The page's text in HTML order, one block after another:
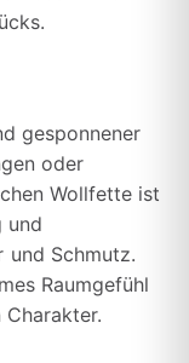
gesponnener
oder
Wollfette ist
und
und Schmutz.
Raumgefühl